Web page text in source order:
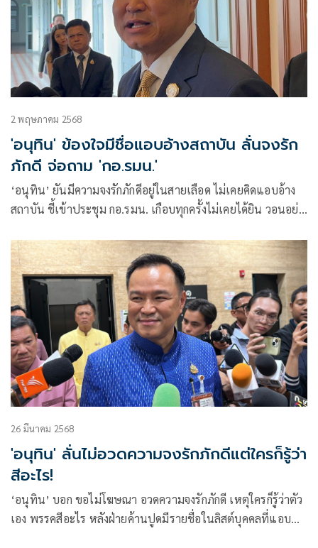
2 พฤษภาคม 2568
'อนุทิน' ข้องใจมีชื่อแอบอ้างสถาบัน ลั่นจงรัก
ภักดี จ่อถาม 'กอ.รมน.'
‘อนุทิน’​ ยัน​มีความจงรักภักดีอยู่ในสายเลือด ไม่เคยคิดแอบอ้าง
สถาบัน​ ชี้เข้าประชุม กอ.รมน. เกือบทุกครั้งไม่เคยได้ยิน​ วอน​อย่า
26 มีนาคม 2568
'อนุทิน' ลั่นไม่อวดความจงรักภักดีแต่ใครก็รู้ว่า
สีอะไร!
‘อนุทิน’ บอก ขอไม่โฆษณา อวดความจงรักภักดี เหตุใครก็รู้ว่าตัว
เอง พรรคสีอะไร หลังฝ่ายค้านปูดมีรายชื่อในลิสต์บุคคลที่แอบ